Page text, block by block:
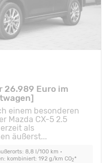
26.989 Euro im
einem besonderen
Mazda CX-5 2.5
als
äußerst...
8,8 l/100 km •
kombiniert: 192 g/km CO2*